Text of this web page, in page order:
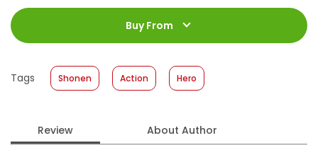
ISBN :
978-623-03-1374-5
192 halaman
Size
:
11,4 cm x 17,2 cm
Format
: Softcover
Buy From
Tags Shonen Action Hero
Review About Author